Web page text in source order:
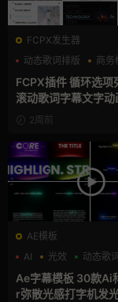
FCPX发生器
动态歌词排版
商务
字幕模板
FCPX插件 循环选项
滚动歌词字幕文字动
2周前
AE模板
AI
光效 动态歌
Ae字幕模板 30款Ai
r弥散光感打字机发